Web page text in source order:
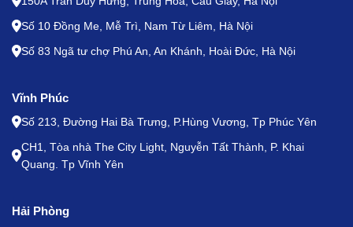
Số 10 Đồng Me, Mễ Trì, Nam Từ Liêm, Hà Nội
Số 83 Ngã tư chợ Phú An, An Khánh, Hoài Đức, Hà Nội
Vĩnh Phúc
Số 213, Đường Hai Bà Trưng, P.Hùng Vương, Tp Phúc Yên
CH1, Tòa nhà The City Light, Nguyễn Tất Thành, P. Khai
Quang. Tp Vĩnh Yên
Hải Phòng